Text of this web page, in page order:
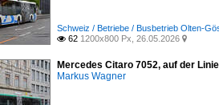
Schweiz / Betriebe / Busbetrieb Olten-
 62 1200x800 Px, 26.05.2026 
Mercedes Citaro 7052, auf der
Markus Wagner